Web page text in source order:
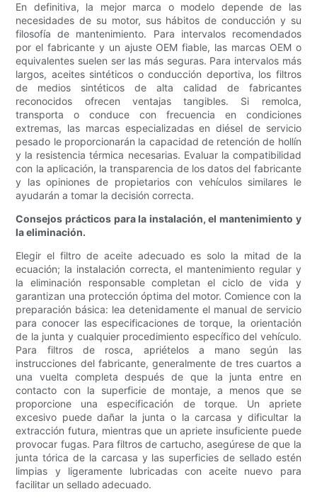
En definitiva, la mejor marca o modelo depende de las
necesidades de su motor, sus hábitos de conducción y su
filosofía de mantenimiento. Para intervalos recomendados
por el fabricante y un ajuste OEM fiable, las marcas OEM o
equivalentes suelen ser las más seguras. Para intervalos más
largos, aceites sintéticos o conducción deportiva, los filtros
de medios sintéticos de alta calidad de fabricantes
reconocidos ofrecen ventajas tangibles. Si remolca,
transporta o conduce con frecuencia en condiciones
extremas, las marcas especializadas en diésel de servicio
pesado le proporcionarán la capacidad de retención de hollín
y la resistencia térmica necesarias. Evaluar la compatibilidad
con la aplicación, la transparencia de los datos del fabricante
y las opiniones de propietarios con vehículos similares le
ayudarán a tomar la decisión correcta.
Consejos prácticos para la instalación, el mantenimiento y
la eliminación.
Elegir el filtro de aceite adecuado es solo la mitad de la
ecuación; la instalación correcta, el mantenimiento regular y
la eliminación responsable completan el ciclo de vida y
garantizan una protección óptima del motor. Comience con la
preparación básica: lea detenidamente el manual de servicio
para conocer las especificaciones de torque, la orientación
de la junta y cualquier procedimiento específico del vehículo.
Para filtros de rosca, apriételos a mano según las
instrucciones del fabricante, generalmente de tres cuartos a
una vuelta completa después de que la junta entre en
contacto con la superficie de montaje, a menos que se
proporcione una especificación de torque. Un apriete
excesivo puede dañar la junta o la carcasa y dificultar la
extracción futura, mientras que un apriete insuficiente puede
provocar fugas. Para filtros de cartucho, asegúrese de que la
junta tórica de la carcasa y las superficies de sellado estén
limpias y ligeramente lubricadas con aceite nuevo para
facilitar un sellado adecuado.